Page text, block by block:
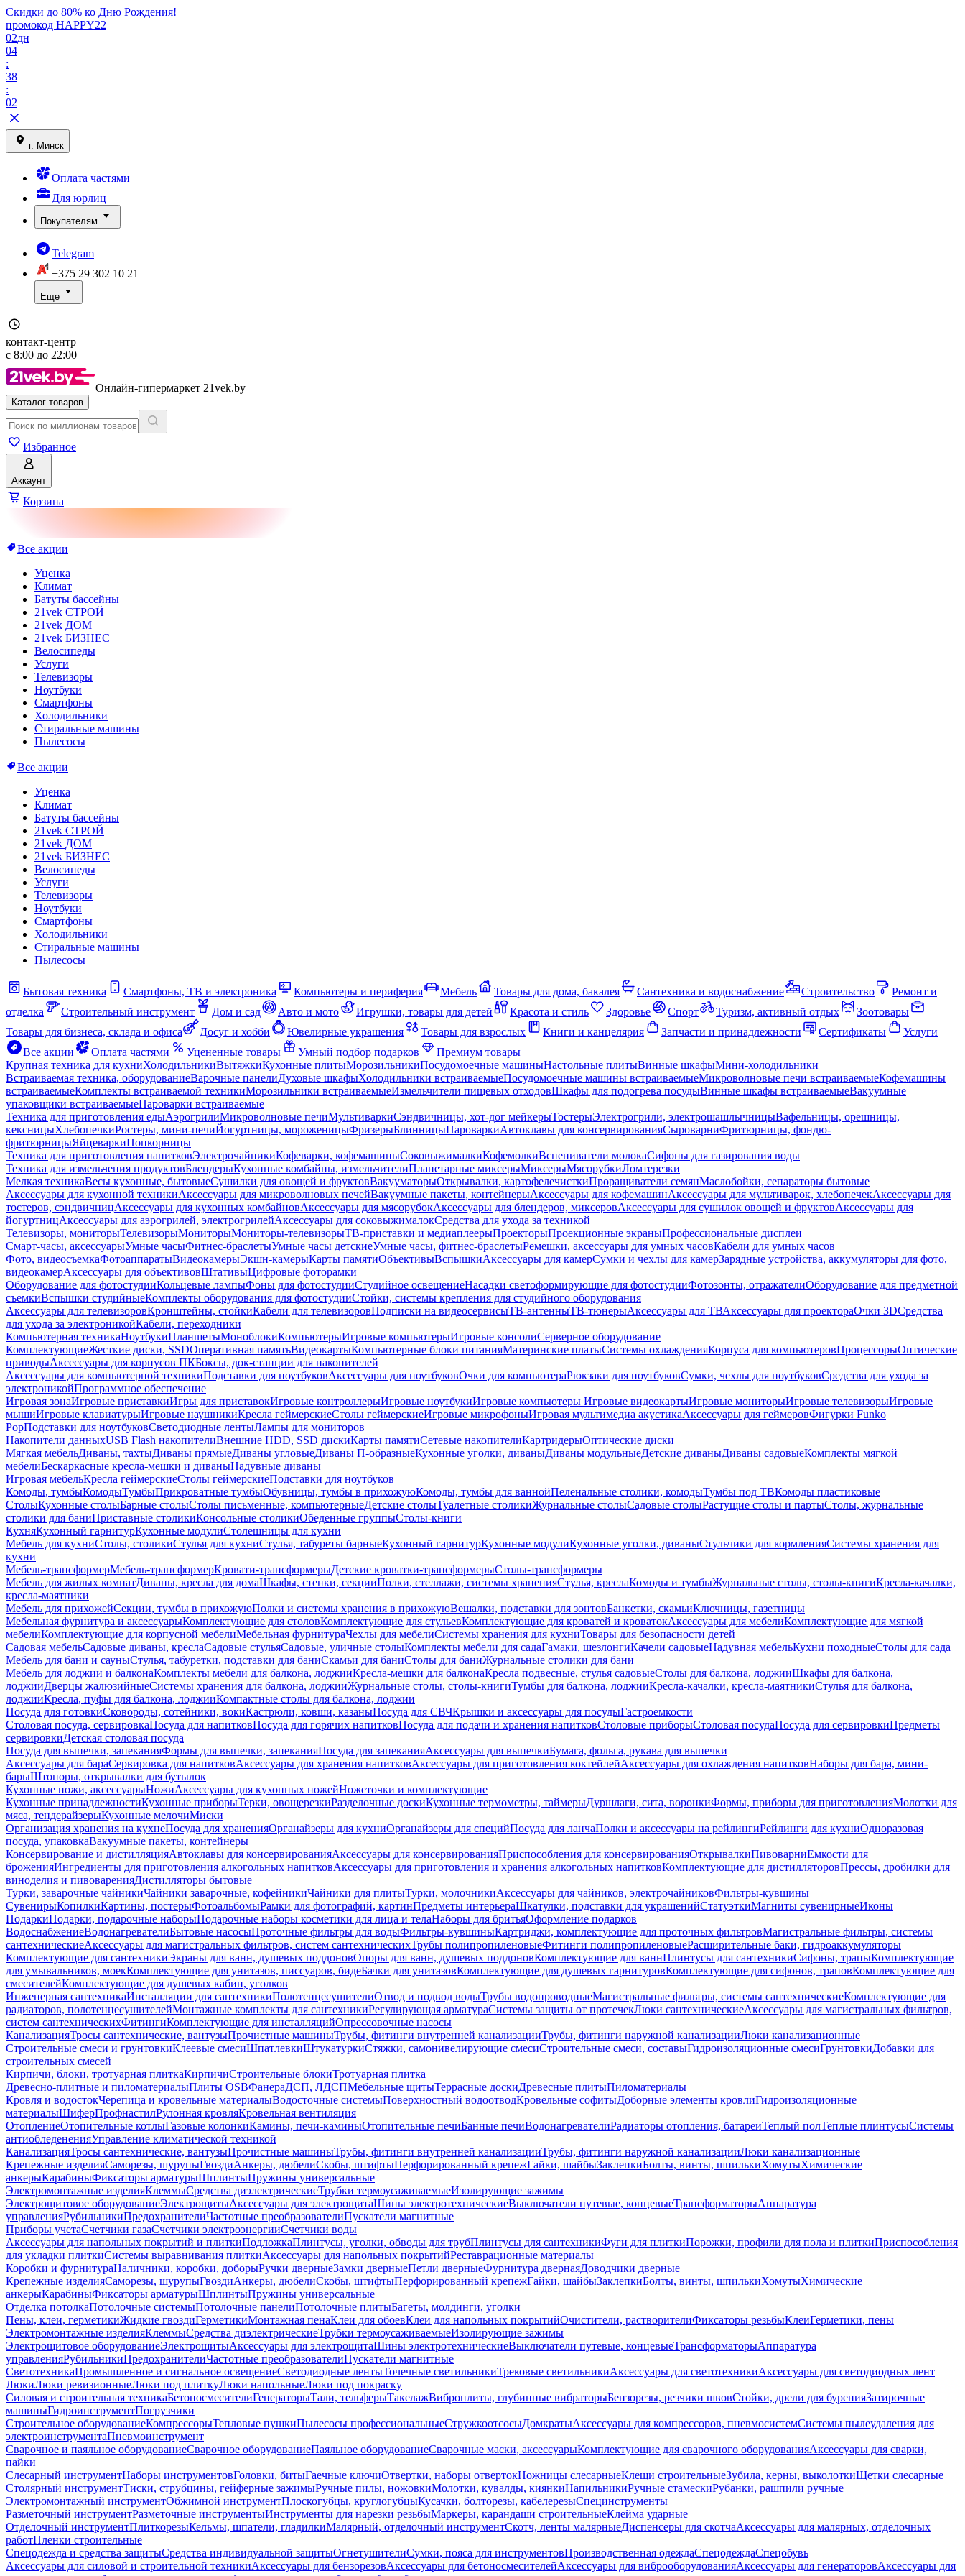
Скидки до 80% ко Дню Рождения!
промокод HAPPY22
02дн
04
:
38
:
02
г. Минск
Оплата частями
Для юрлиц
Покупателям
Telegram
+375 29 302 10 21
Еще
контакт-центр
с 8:00 до 22:00
Онлайн-гипермаркет 21vek.by
Каталог товаров
Избранное
Аккаунт
Корзина
Все акции
Уценка
Климат
Батуты бассейны
21vek СТРОЙ
21vek ДОМ
21vek БИЗНЕС
Велосипеды
Услуги
Телевизоры
Ноутбуки
Смартфоны
Холодильники
Стиральные машины
Пылесосы
Все акции
Уценка
Климат
Батуты бассейны
21vek СТРОЙ
21vek ДОМ
21vek БИЗНЕС
Велосипеды
Услуги
Телевизоры
Ноутбуки
Смартфоны
Холодильники
Стиральные машины
Пылесосы
Бытовая техника Смартфоны, ТВ и электроника Компьютеры и периферия Мебель Товары для дома, бакалея Сантехника и водоснабжение Строительство
Ремонт и
отделка
Строительный инструмент Дом и сад Авто и мото Игрушки, товары для детей Красота и стиль Здоровье Спорт Туризм, активный отдых
Зоотовары
Товары для бизнеса, склада и офиса
Досуг и хобби Ювелирные украшения Товары для взрослых Книги и канцелярия Запчасти и принадлежности Сертификаты
Услуги
Все акции
Оплата частями Уцененные товары Умный подбор подарков
Премиум товары
Крупная техника для кухниХолодильникиВытяжкиКухонные плитыМорозильникиПосудомоечные машиныНастольные плитыВинные шкафыМини-холодильники
Встраиваемая техника, оборудованиеВарочные панелиДуховые шкафыХолодильники встраиваемыеПосудомоечные машины встраиваемыеМикроволновые печи встраиваемыеКофемашины
встраиваемыеКомплекты встраиваемой техникиМорозильники встраиваемыеИзмельчители пищевых отходовШкафы для подогрева посудыВинные шкафы встраиваемыеВакуумные
упаковщики встраиваемыеПароварки встраиваемые
Техника для приготовления едыАэрогрилиМикроволновые печиМультиваркиСэндвичницы, хот-дог мейкерыТостерыЭлектрогрили, электрошашлычницыВафельницы, орешницы,
кексницыХлебопечкиРостеры, мини-печиЙогуртницы, мороженицыФризерыБлинницыПароваркиАвтоклавы для консервированияСыроварниФритюрницы, фондю-
фритюрницыЯйцеваркиПопкорницы
Техника для приготовления напитковЭлектрочайникиКофеварки, кофемашиныСоковыжималкиКофемолкиВспениватели молокаСифоны для газирования воды
Техника для измельчения продуктовБлендерыКухонные комбайны, измельчителиПланетарные миксерыМиксерыМясорубкиЛомтерезки
Мелкая техникаВесы кухонные, бытовыеСушилки для овощей и фруктовВакууматорыОткрывалки, картофелечисткиПроращиватели семянМаслобойки, сепараторы бытовые
Аксессуары для кухонной техникиАксессуары для микроволновых печейВакуумные пакеты, контейнерыАксессуары для кофемашинАксессуары для мультиварок, хлебопечекАксессуары для
тостеров, сэндвичницАксессуары для кухонных комбайновАксессуары для мясорубокАксессуары для блендеров, миксеровАксессуары для сушилок овощей и фруктовАксессуары для
йогуртницАксессуары для аэрогрилей, электрогрилейАксессуары для соковыжималокСредства для ухода за техникой
Телевизоры, мониторыТелевизорыМониторыМониторы-телевизорыТВ-приставки и медиаплеерыПроекторыПроекционные экраныПрофессиональные дисплеи
Смарт-часы, аксессуарыУмные часыФитнес-браслетыУмные часы детскиеУмные часы, фитнес-браслетыРемешки, аксессуары для умных часовКабели для умных часов
Фото, видеосъемкаФотоаппаратыВидеокамерыЭкшн-камерыКарты памятиОбъективыВспышкиАксессуары для камерСумки и чехлы для камерЗарядные устройства, аккумуляторы для фото,
видеокамерАксессуары для объективовШтативыЦифровые фоторамки
Оборудование для фотостудииКольцевые лампыФоны для фотостудииСтудийное освещениеНасадки светоформирующие для фотостудииФотозонты, отражателиОборудование для предметной
съемкиВспышки студийныеКомплекты оборудования для фотостудииСтойки, системы крепления для студийного оборудования
Аксессуары для телевизоровКронштейны, стойкиКабели для телевизоровПодписки на видеосервисыТВ-антенныТВ-тюнерыАксессуары для ТВАксессуары для проектораОчки 3DСредства
для ухода за электроникойКабели, переходники
Компьютерная техникаНоутбукиПланшетыМоноблокиКомпьютерыИгровые компьютерыИгровые консолиСерверное оборудование
КомплектующиеЖесткие диски, SSDОперативная памятьВидеокартыКомпьютерные блоки питанияМатеринские платыСистемы охлажденияКорпуса для компьютеровПроцессорыОптические
приводыАксессуары для корпусов ПКБоксы, док-станции для накопителей
Аксессуары для компьютерной техникиПодставки для ноутбуковАксессуары для ноутбуковОчки для компьютераРюкзаки для ноутбуковСумки, чехлы для ноутбуковСредства для ухода за
электроникойПрограммное обеспечение
Игровая зонаИгровые приставкиИгры для приставокИгровые контроллерыИгровые ноутбукиИгровые компьютеры Игровые видеокартыИгровые мониторыИгровые телевизорыИгровые
мышиИгровые клавиатурыИгровые наушникиКресла геймерскиеСтолы геймерскиеИгровые микрофоныИгровая мультимедиа акустикаАксессуары для геймеровФигурки Funko
PopПодставки для ноутбуковСветодиодные лентыЛампы для мониторов
Накопители данныхUSB Flash накопителиВнешние HDD, SSD дискиКарты памятиСетевые накопителиКартридерыОптические диски
Мягкая мебельДиваны, тахтыДиваны прямыеДиваны угловыеДиваны П-образныеКухонные уголки, диваныДиваны модульныеДетские диваныДиваны садовыеКомплекты мягкой
мебелиБескаркасные кресла-мешки и диваныНадувные диваны
Игровая мебельКресла геймерскиеСтолы геймерскиеПодставки для ноутбуков
Комоды, тумбыКомодыТумбыПрикроватные тумбыОбувницы, тумбы в прихожуюКомоды, тумбы для ваннойПеленальные столики, комодыТумбы под ТВКомоды пластиковые
СтолыКухонные столыБарные столыСтолы письменные, компьютерныеДетские столыТуалетные столикиЖурнальные столыСадовые столыРастущие столы и партыСтолы, журнальные
столики для баниПриставные столикиКонсольные столикиОбеденные группыСтолы-книги
КухняКухонный гарнитурКухонные модулиСтолешницы для кухни
Мебель для кухниСтолы, столикиСтулья для кухниСтулья, табуреты барныеКухонный гарнитурКухонные модулиКухонные уголки, диваныСтульчики для кормленияСистемы хранения для
кухни
Мебель-трансформерМебель-трансформерКровати-трансформерыДетские кроватки-трансформерыСтолы-трансформеры
Мебель для жилых комнатДиваны, кресла для домаШкафы, стенки, секцииПолки, стеллажи, системы храненияСтулья, креслаКомоды и тумбыЖурнальные столы, столы-книгиКресла-качалки,
кресла-маятники
Мебель для прихожейСекции, тумбы в прихожуюПолки и системы хранения в прихожуюВешалки, подставки для зонтовБанкетки, скамьиКлючницы, газетницы
Мебельная фурнитура и аксессуарыКомплектующие для столовКомплектующие для стульевКомплектующие для кроватей и кроватокАксессуары для мебелиКомплектующие для мягкой
мебелиКомплектующие для корпусной мебелиМебельная фурнитураЧехлы для мебелиСистемы хранения для кухниТовары для безопасности детей
Садовая мебельСадовые диваны, креслаСадовые стульяСадовые, уличные столыКомплекты мебели для садаГамаки, шезлонгиКачели садовыеНадувная мебельКухни походныеСтолы для сада
Мебель для бани и сауныСтулья, табуретки, подставки для баниСкамьи для баниСтолы для баниЖурнальные столики для бани
Мебель для лоджии и балконаКомплекты мебели для балкона, лоджииКресла-мешки для балконаКресла подвесные, стулья садовыеСтолы для балкона, лоджииШкафы для балкона,
лоджииДверцы жалюзийныеСистемы хранения для балкона, лоджииЖурнальные столы, столы-книгиТумбы для балкона, лоджииКресла-качалки, кресла-маятникиСтулья для балкона,
лоджииКресла, пуфы для балкона, лоджииКомпактные столы для балкона, лоджии
Посуда для готовкиСковороды, сотейники, вокиКастрюли, ковши, казаныПосуда для СВЧКрышки и аксессуары для посудыГастроемкости
Столовая посуда, сервировкаПосуда для напитковПосуда для горячих напитковПосуда для подачи и хранения напитковСтоловые приборыСтоловая посудаПосуда для сервировкиПредметы
сервировкиДетская столовая посуда
Посуда для выпечки, запеканияФормы для выпечки, запеканияПосуда для запеканияАксессуары для выпечкиБумага, фольга, рукава для выпечки
Аксессуары для бараСервировка для напитковАксессуары для хранения напитковАксессуары для приготовления коктейлейАксессуары для охлаждения напитковНаборы для бара, мини-
барыШтопоры, открывалки для бутылок
Кухонные ножи, аксессуарыНожиАксессуары для кухонных ножейНожеточки и комплектующие
Кухонные принадлежностиКухонные приборыТерки, овощерезкиРазделочные доскиКухонные термометры, таймерыДуршлаги, сита, воронкиФормы, приборы для приготовленияМолотки для
мяса, тендерайзерыКухонные мелочиМиски
Организация хранения на кухнеПосуда для храненияОрганайзеры для кухниОрганайзеры для специйПосуда для ланчаПолки и аксессуары на рейлингиРейлинги для кухниОдноразовая
посуда, упаковкаВакуумные пакеты, контейнеры
Консервирование и дистилляцияАвтоклавы для консервированияАксессуары для консервированияПриспособления для консервированияОткрывалкиПивоварниЕмкости для
броженияИнгредиенты для приготовления алкогольных напитковАксессуары для приготовления и хранения алкогольных напитковКомплектующие для дистилляторовПрессы, дробилки для
виноделия и пивоваренияДистилляторы бытовые
Турки, заварочные чайникиЧайники заварочные, кофейникиЧайники для плитыТурки, молочникиАксессуары для чайников, электрочайниковФильтры-кувшины
СувенирыКопилкиКартины, постерыФотоальбомыРамки для фотографий, картинПредметы интерьераШкатулки, подставки для украшенийСтатуэткиМагниты сувенирныеИконы
ПодаркиПодарки, подарочные наборыПодарочные наборы косметики для лица и телаНаборы для бритьяОформление подарков
ВодоснабжениеВодонагревателиБытовые насосыПроточные фильтры для водыФильтры-кувшиныКартриджи, комплектующие для проточных фильтровМагистральные фильтры, системы
сантехническиеАксессуары для магистральных фильтров, систем сантехническихТрубы полипропиленовыеФитинги полипропиленовыеРасширительные баки, гидроаккумуляторы
Комплектующие для сантехникиЭкраны для ванн, душевых поддоновОпоры для ванн, душевых поддоновКомплектующие для ваннПлинтусы для сантехникиСифоны, трапыКомплектующие
для умывальников, моекКомплектующие для унитазов, писсуаров, бидеБачки для унитазовКомплектующие для душевых гарнитуровКомплектующие для сифонов, траповКомплектующие для
смесителейКомплектующие для душевых кабин, уголков
Инженерная сантехникаИнсталляции для сантехникиПолотенцесушителиОтвод и подвод водыТрубы водопроводныеМагистральные фильтры, системы сантехническиеКомплектующие для
радиаторов, полотенцесушителейМонтажные комплекты для сантехникиРегулирующая арматураСистемы защиты от протечекЛюки сантехническиеАксессуары для магистральных фильтров,
систем сантехническихФитингиКомплектующие для инсталляцийОпрессовочные насосы
КанализацияТросы сантехнические, вантузыПрочистные машиныТрубы, фитинги внутренней канализацииТрубы, фитинги наружной канализацииЛюки канализационные
Строительные смеси и грунтовкиКлеевые смесиШпатлевкиШтукатуркиСтяжки, самонивелирующие смесиСтроительные смеси, составыГидроизоляционные смесиГрунтовкиДобавки для
строительных смесей
Кирпичи, блоки, тротуарная плиткаКирпичиСтроительные блокиТротуарная плитка
Древесно-плитные и пиломатериалыПлиты OSBФанераДСП, ЛДСПМебельные щитыТеррасные доскиДревесные плитыПиломатериалы
Кровля и водостокЧерепица и кровельные материалыВодосточные системыПоверхностный водоотводКровельные софитыДоборные элементы кровлиГидроизоляционные
материалыШиферПрофнастилРулонная кровляКровельная вентиляция
ОтоплениеОтопительные котлыГазовые колонкиКамины, печи-каминыОтопительные печиБанные печиВодонагревателиРадиаторы отопления, батареиТеплый полТеплые плинтусыСистемы
антиобледененияУправление климатической техникой
КанализацияТросы сантехнические, вантузыПрочистные машиныТрубы, фитинги внутренней канализацииТрубы, фитинги наружной канализацииЛюки канализационные
Крепежные изделияСаморезы, шурупыГвоздиАнкеры, дюбелиСкобы, штифтыПерфорированный крепежГайки, шайбыЗаклепкиБолты, винты, шпилькиХомутыХимические
анкерыКарабиныФиксаторы арматурыШплинтыПружины универсальные
Электромонтажные изделияКлеммыСредства диэлектрическиеТрубки термоусаживаемыеИзолирующие зажимы
Электрощитовое оборудованиеЭлектрощитыАксессуары для электрощитаШины электротехническиеВыключатели путевые, концевыеТрансформаторыАппаратура
управленияРубильникиПредохранителиЧастотные преобразователиПускатели магнитные
Приборы учетаСчетчики газаСчетчики электроэнергииСчетчики воды
Аксессуары для напольных покрытий и плиткиПодложкаПлинтусы, уголки, обводы для трубПлинтусы для сантехникиФуги для плиткиПорожки, профили для пола и плиткиПриспособления
для укладки плиткиСистемы выравнивания плиткиАксессуары для напольных покрытийРеставрационные материалы
Коробки и фурнитураНаличники, коробки, доборыРучки дверныеЗамки дверныеПетли дверныеФурнитура двернаяДоводчики дверные
Крепежные изделияСаморезы, шурупыГвоздиАнкеры, дюбелиСкобы, штифтыПерфорированный крепежГайки, шайбыЗаклепкиБолты, винты, шпилькиХомутыХимические
анкерыКарабиныФиксаторы арматурыШплинтыПружины универсальные
Отделка потолкаПотолочные системыПотолочные панелиПотолочные плитыБагеты, молдинги, уголки
Пены, клеи, герметикиЖидкие гвоздиГерметикиМонтажная пенаКлеи для обоевКлеи для напольных покрытийОчистители, растворителиФиксаторы резьбыКлеиГерметики, пены
Электромонтажные изделияКлеммыСредства диэлектрическиеТрубки термоусаживаемыеИзолирующие зажимы
Электрощитовое оборудованиеЭлектрощитыАксессуары для электрощитаШины электротехническиеВыключатели путевые, концевыеТрансформаторыАппаратура
управленияРубильникиПредохранителиЧастотные преобразователиПускатели магнитные
СветотехникаПромышленное и сигнальное освещениеСветодиодные лентыТочечные светильникиТрековые светильникиАксессуары для светотехникиАксессуары для светодиодных лент
ЛюкиЛюки ревизионныеЛюки под плиткуЛюки напольныеЛюки под покраску
Силовая и строительная техникаБетоносмесителиГенераторыТали, тельферыТакелажВиброплиты, глубинные вибраторыБензорезы, резчики швовСтойки, дрели для буренияЗатирочные
машиныГидроинструментПогрузчики
Строительное оборудованиеКомпрессорыТепловые пушкиПылесосы профессиональныеСтружкоотсосыДомкратыАксессуары для компрессоров, пневмосистемСистемы пылеудаления для
электроинструментаПневмоинструмент
Сварочное и паяльное оборудованиеСварочное оборудованиеПаяльное оборудованиеСварочные маски, аксессуарыКомплектующие для сварочного оборудованияАксессуары для сварки,
пайки
Слесарный инструментНаборы инструментовГоловки, битыГаечные ключиОтвертки, наборы отвертокНожницы слесарныеКлещи строительныеЗубила, керны, выколоткиЩетки слесарные
Столярный инструментТиски, струбцины, гейферные зажимыРучные пилы, ножовкиМолотки, кувалды, киянкиНапильникиРучные стамескиРубанки, рашпили ручные
Электромонтажный инструментОбжимной инструментПлоскогубцы, круглогубцыКусачки, болторезы, кабелерезыСпецинструменты
Разметочный инструментРазметочные инструментыИнструменты для нарезки резьбыМаркеры, карандаши строительныеКлейма ударные
Отделочный инструментПлиткорезыКельмы, шпатели, гладилкиМалярный, отделочный инструментСкотч, ленты малярныеДиспенсеры для скотчаАксессуары для малярных, отделочных
работПленки строительные
Спецодежда и средства защитыСредства индивидуальной защитыОгнетушителиСумки, пояса для инструментовПроизводственная одеждаСпецодеждаСпецобувь
Аксессуары для силовой и строительной техникиАксессуары для бензорезовАксессуары для бетоносмесителейАксессуары для виброоборудованияАксессуары для генераторовАксессуары для